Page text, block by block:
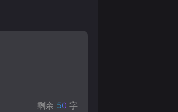
剩余 50 字